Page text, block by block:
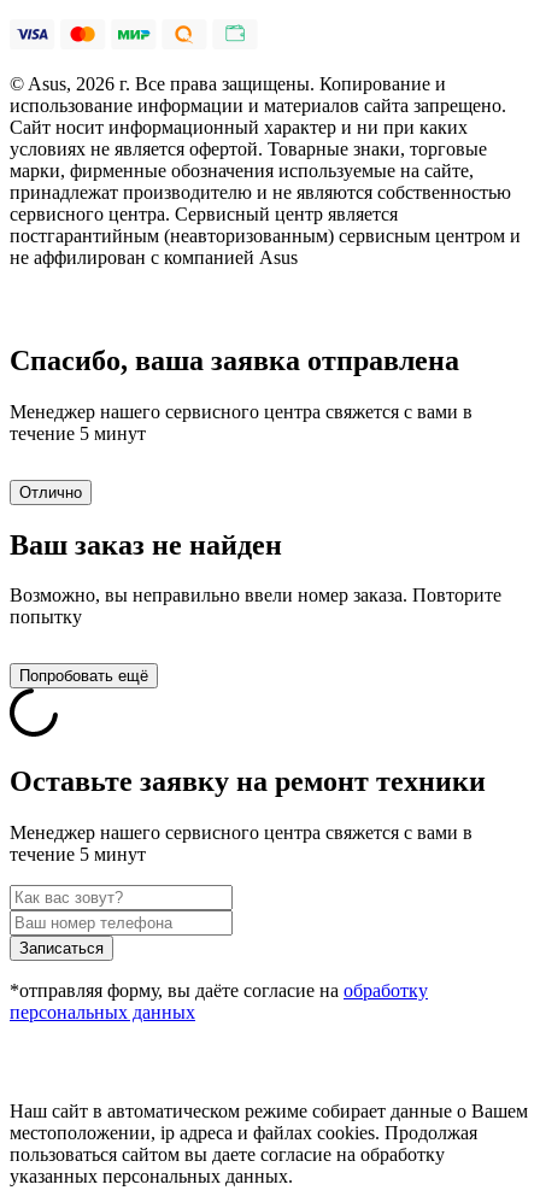
© Asus, 2026 г. Все права защищены. Копирование и
использование информации и материалов сайта запрещено.
Сайт носит информационный характер и ни при каких
условиях не является офертой. Товарные знаки, торговые
марки, фирменные обозначения используемые на сайте,
принадлежат производителю и не являются собственностью
сервисного центра. Сервисный центр является
постгарантийным (неавторизованным) сервисным центром и
не аффилирован с компанией Asus
Спасибо, ваша заявка отправлена
Менеджер нашего сервисного центра свяжется с вами в
течение 5 минут
Отлично
Ваш заказ не найден
Возможно, вы неправильно ввели номер заказа. Повторите
попытку
Попробовать ещё
Оставьте заявку на ремонт техники
Менеджер нашего сервисного центра свяжется с вами в
течение 5 минут
Записаться
*отправляя форму, вы даёте согласие на обработку
персональных данных
Наш сайт в автоматическом режиме собирает данные о Вашем
местоположении, ip адреса и файлах cookies. Продолжая
пользоваться сайтом вы даете согласие на обработку
указанных персональных данных.